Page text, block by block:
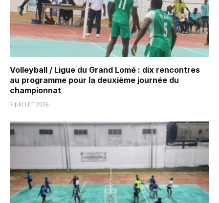
Volleyball / Ligue du Grand Lomé : dix rencontres
au programme pour la deuxième journée du
championnat
3 JUILLET 2026